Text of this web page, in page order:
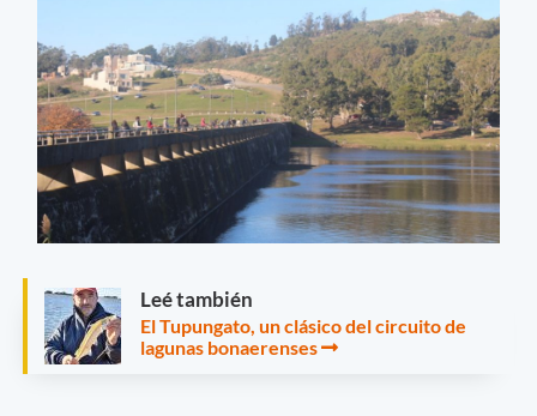
Leé también
El Tupungato, un clásico del circuito de
lagunas bonaerenses